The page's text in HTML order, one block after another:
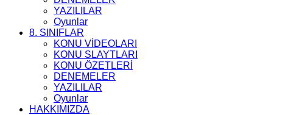
YAZILILAR
Oyunlar
8. SINIFLAR
KONU VİDEOLARI
KONU SLAYTLARI
KONU ÖZETLERİ
DENEMELER
YAZILILAR
Oyunlar
HAKKIMIZDA